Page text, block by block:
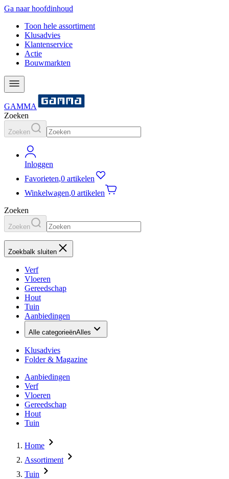
Ga naar hoofdinhoud
Toon hele assortiment
Klusadvies
Klantenservice
Actie
Bouwmarkten
GAMMA
Zoeken
Zoeken
Inloggen
Favorieten,0 artikelen
Winkelwagen,0 artikelen
Zoeken
Zoeken
Zoekbalk sluiten
Verf
Vloeren
Gereedschap
Hout
Tuin
Aanbiedingen
Alle categorieënAlles
Klusadvies
Folder & Magazine
Aanbiedingen
Verf
Vloeren
Gereedschap
Hout
Tuin
Home
Assortiment
Tuin